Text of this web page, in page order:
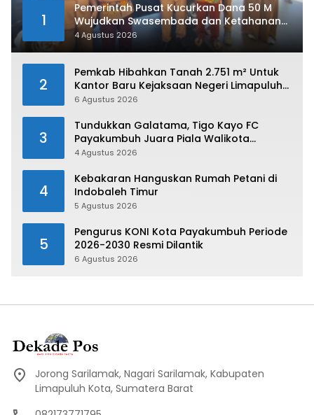
1
Pemerintah Pusat Kucurkan Dana 50 M
Wujudkan Swasembada dan Ketahanan
Pangan di Kabupaten 50 Kota
4 Agustus 2026
2
Pemkab Hibahkan Tanah 2.751 m² Untuk
Kantor Baru Kejaksaan Negeri Limapuluh
Kota
6 Agustus 2026
3
Tundukkan Galatama, Tigo Kayo FC
Payakumbuh Juara Piala Walikota
Payakumbuh 2026
4 Agustus 2026
4
Kebakaran Hanguskan Rumah Petani di
Indobaleh Timur
5 Agustus 2026
5
Pengurus KONI Kota Payakumbuh Periode
2026-2030 Resmi Dilantik
6 Agustus 2026
Jorong Sarilamak, Nagari Sarilamak, Kabupaten
Limapuluh Kota, Sumatera Barat